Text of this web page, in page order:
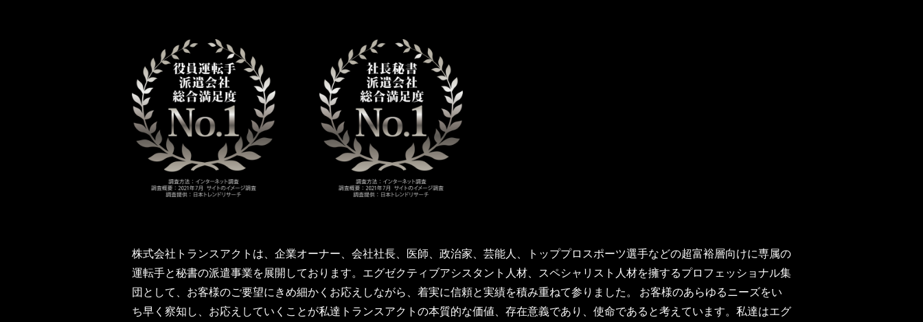
株式会社トランスアクト​​は、企業オーナー、会社社長、医師、政治家、芸能人、トッププロスポーツ選手などの超富裕層向けに専属の
運転手と秘書の派遣事業を展開しております。エグゼクティブアシスタント人材、スペシャリスト人材を擁するプロフェッショナル集
団として、お客様のご要望にきめ細かくお応えしながら、着実に信頼と実績を積み重ねて参りました。 お客様のあらゆるニーズをい
ち早く察知し、お応えしていくことが私達トランスアクトの本質的な価値、存在意義であり、使命であると考えています。私達はエグ